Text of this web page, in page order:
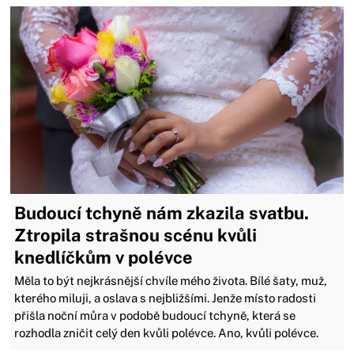
Budoucí tchyně nám zkazila svatbu.
Ztropila strašnou scénu kvůli
knedlíčkům v polévce
Měla to být nejkrásnější chvíle mého života. Bílé šaty, muž,
kterého miluji, a oslava s nejbližšími. Jenže místo radosti
přišla noční můra v podobě budoucí tchyně, která se
rozhodla zničit celý den kvůli polévce. Ano, kvůli polévce.